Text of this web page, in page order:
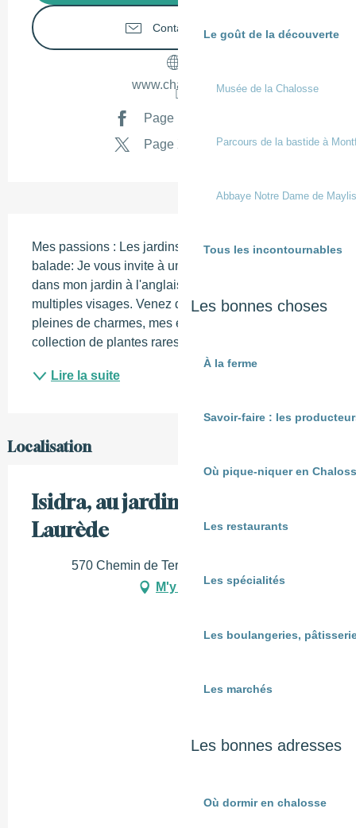
Le goût de la découverte
Musée de la Chalosse
Parcours de la bastide à
Abbaye Notre Dame de Maylis
Tous les incontournables
Les bonnes choses
À la ferme
Savoir-faire : les
Où pique-niquer en
Les restaurants
Les spécialités
Les boulangeries,
Les marchés
Les bonnes adresses
Où dormir en chalosse
Contactez-nous
www.chalosse.fr
Page Facebook
Page X
Mes passions : Les jardins et les parfums. Ma
balade: Je vous invite à une promenade sensorielle
dans mon jardin à l'anglaise, un arboretum aux
multiples visages. Venez découvrir ses allées
pleines de charmes, mes érables majestueux et une
collection de plantes rares ou méconnues.
Lire la suite
Localisation
Isidra, au jardin de Termi à
Laurède
570 Chemin de Termi, 40250 Laurède
M'y rendre